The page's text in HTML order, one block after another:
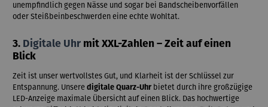
unempfindlich gegen Nässe und sogar bei Bandscheibenvorfällen
oder Steißbeinbeschwerden eine echte Wohltat.
3. Digitale Uhr mit XXL-Zahlen – Zeit auf einen
Blick
Zeit ist unser wertvollstes Gut, und Klarheit ist der Schlüssel zur
Entspannung. Unsere digitale Quarz-Uhr bietet durch ihre großzügige
LED-Anzeige maximale Übersicht auf einen Blick. Das hochwertige